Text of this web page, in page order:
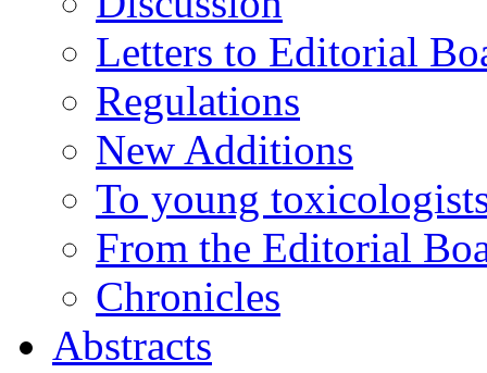
Letters to Editorial
Regulations
New Additions
To young
From the Editorial
Chronicles
Abstracts